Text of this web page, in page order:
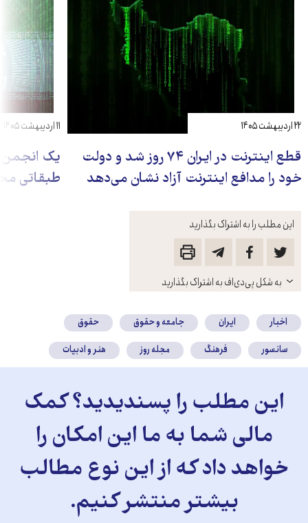
این مطلب را به اشتراک بگذارید
باز
کنید
به شکل پی‌دی‌اف به اشتراک بگذارید
قطع اینترنت در ایران ۷۴ روز شد و دولت
خود را مدافع اینترنت آزاد نشان می‌دهد
۲۲ اردیبهشت ۱۴۰۵
یک انجمن
طبقاتی
۱۱ اردیبهشت ۱۴۰۵
اخبار ایران جامعه و حقوق
حقوق
سانسور
فرهنگ مجله روز هنر و ادبیات
این مطلب را پسندیدید؟ کمک
مالی شما به ما این امکان را
خواهد داد که از این نوع مطالب
بیشتر منتشر کنیم.